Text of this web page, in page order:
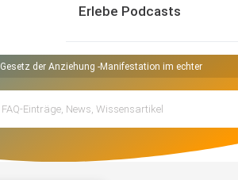
Erlebe Podcasts
Gesetz der Anziehung -Manifestation im echten Leben